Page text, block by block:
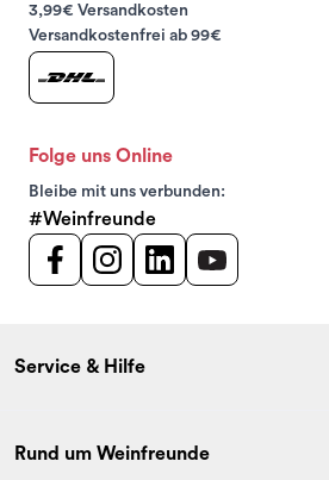
3,99€ Versandkosten
Versandkostenfrei ab 99€
Folge uns Online
Bleibe mit uns verbunden:
#Weinfreunde
Service & Hilfe
Rund um Weinfreunde